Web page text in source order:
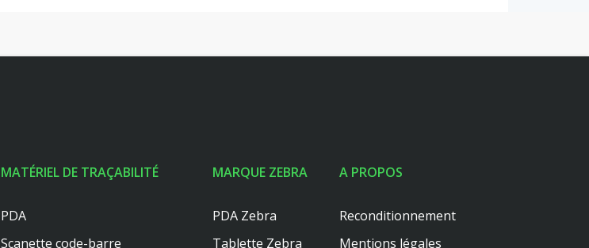
MATÉRIEL DE TRAÇABILITÉ
PDA
Scanette code-barre
MARQUE ZEBRA
PDA Zebra
Tablette Zebra
A PROPOS
Reconditionnement
Mentions légales